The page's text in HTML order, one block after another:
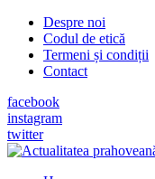
Despre noi
Codul de etică
Termeni și condiții
Contact
facebook
instagram
twitter